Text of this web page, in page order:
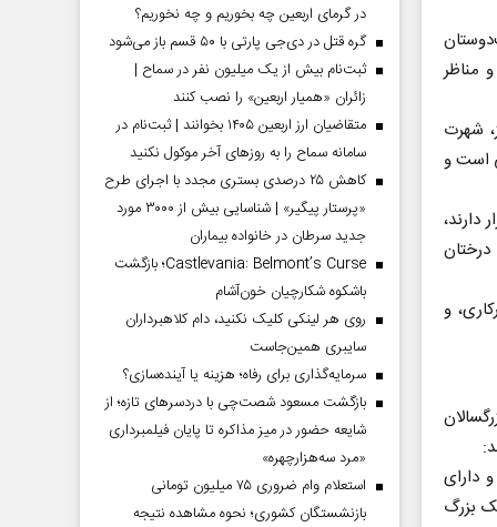
مناظر
شهرت
است و
و
دارای
بزرگ
در گرمای اربعین چه بخوریم و چه نخوریم؟
گره قتل در دی‌جی پارتی با ۵۰ قسم باز می‌شود
ثبت‌نام بیش از یک میلیون نفر در سماح |
زائران «همیار اربعین» را نصب کنند
متقاضیان ارز اربعین ۱۴۰۵ بخوانند | ثبت‌نام در
سامانه سماح را به روز‌های آخر موکول نکنید
کاهش ۲۵ درصدی بستری مجدد با اجرای طرح
«پرستار پیگیر» | شناسایی بیش از ۳۰۰۰ مورد
جدید سرطان در خانواده بیماران
Castlevania: Belmont’s Curse؛ بازگشت
باشکوه شکارچیان خون‌آشام
روی هر لینکی کلیک نکنید، دام کلاهبرداران
سایبری همین‌جاست
سرمایه‌گذاری برای رفاه؛ هزینه یا آینده‌سازی؟
بازگشت مسعود شصت‌چی با دردسر‌های تازه؛ از
شایعه حضور در میز مذاکره تا پایان فیلمبرداری
«مرد سه‌هزارچهره»
استعلام وام ضروری ۷۵ میلیون تومانی
بازنشستگان کشوری؛ نحوه مشاهده نتیجه